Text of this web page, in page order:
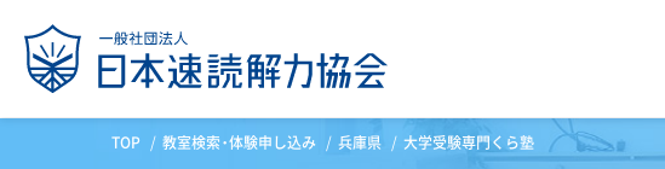
TOP 教室検索・体験申し込み 兵庫県 大学受験専門くら塾